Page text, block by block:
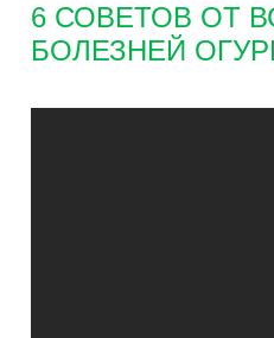
6 СОВЕТОВ ОТ
БОЛЕЗНЕЙ